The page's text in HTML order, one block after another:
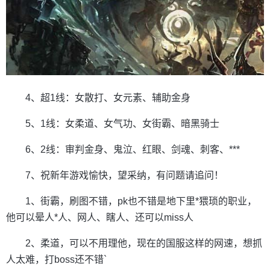
4、超1线：女散打、女元素、辅助金身
5、1线：女柔道、女气功、女街霸、暗黑骑士
6、2线：审判金身、鬼泣、红眼、剑魂、刺客、***
7、祝新年游戏愉快，望采纳，有问题请追问！
1、街霸，刷图不错，pk也不错是地下里*猥琐的职业，
他可以晕人*人、网人、瞎人、还可以miss人
2、柔道，可以不用理他，现在的国服这样的网速，想抓
人太难，打boss还不错`